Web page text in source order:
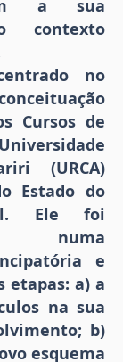
a sua
contexto
no
Cursos de
(URCA)
Estado do
Ele foi
numa
e
etapas: a) a
na sua
b)
esquema